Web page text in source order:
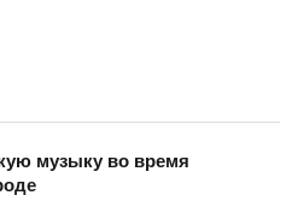
музыку во время